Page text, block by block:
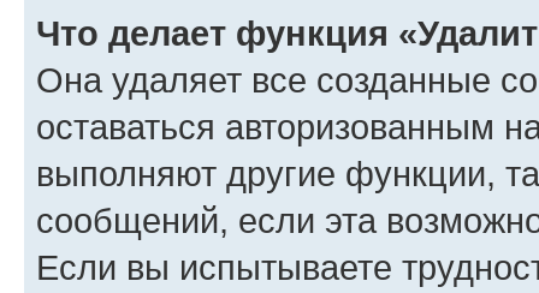
Что делает функция
Она удаляет все созданные
оставаться авторизованным
выполняют другие функции,
сообщений, если эта
Если вы испытываете